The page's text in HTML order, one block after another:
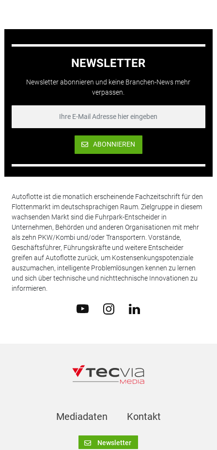
NEWSLETTER
Newsletter abonnieren und keine Branchen-News mehr
verpassen.
ABONNIEREN
Autoflotte ist die monatlich erscheinende Fachzeitschrift für den
Flottenmarkt im deutschsprachigen Raum. Zielgruppe in diesem
wachsenden Markt sind die Fuhrpark-Entscheider in
Unternehmen, Behörden und anderen Organisationen mit mehr
als zehn PKW/Kombi und/oder Transportern. Vorstände,
Geschäftsführer, Führungskräfte und weitere Entscheider
greifen auf Autoflotte zurück, um Kostensenkungspotenziale
auszumachen, intelligente Problemlösungen kennen zu lernen
und sich über technische und nichttechnische Innovationen zu
informieren.
Mediadaten Kontakt
Newsletter